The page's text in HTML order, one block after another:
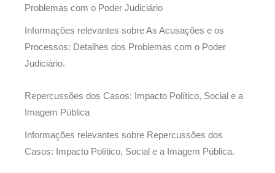
Problemas com o Poder Judiciário
Informações relevantes sobre As Acusações e os
Processos: Detalhes dos Problemas com o Poder
Judiciário.
Repercussões dos Casos: Impacto Político, Social e a
Imagem Pública
Informações relevantes sobre Repercussões dos
Casos: Impacto Político, Social e a Imagem Pública.